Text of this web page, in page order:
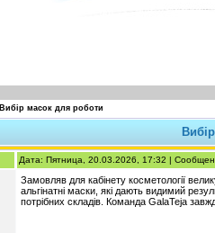
Вибір масок для роботи
Дата: Пятница, 20.03.2026, 17:32 |
Замовляв для кабінету косметології
альгінатні маски, які дають видимий
потрібних складів. Команда GalaTeja